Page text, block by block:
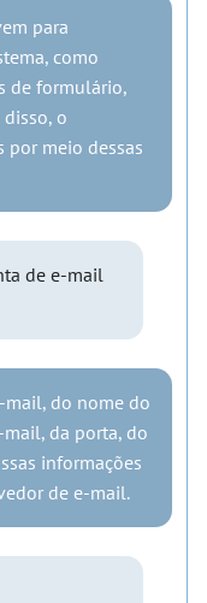
para
como
de formulário,
o
meio dessas
de e-mail
mail, do nome do
da porta, do
informações
de e-mail.